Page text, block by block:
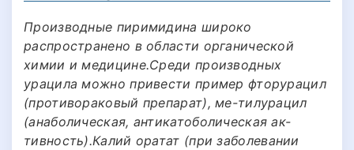
Производные пиримидина широко
распространено в области органической
химии и медицине.Среди производных
урацила можно привести пример фторурацил
(противораковый препарат), ме-тилурацил
(анаболическая, антикатоболическая ак-
тивность).Калий оратат (при заболевании